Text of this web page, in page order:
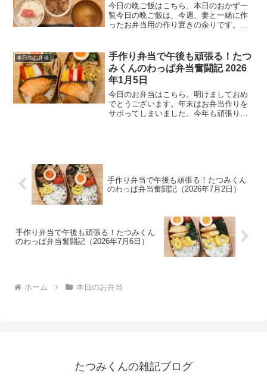
今日の晩ご飯はこちら。本日のおかず一
覧今日の晩ご飯は、今週、妻と一緒に作
ったお弁当用の作り置きの余りです。メ
タレで煮込みました。砂糖、醤油、みり
んの黄金比で作る懐かしい...
本日のお弁当
手作り弁当で午後も頑張る！たつ
みくんのわっぱ弁当奮闘記 2026
年1月5日
今日のお弁当はこちら。明けましておめ
でとうございます。年末はお弁当作りを
サボってしまいました。今年も頑張り過
手作り弁当で午後も頑張る！たつみくん
のわっぱ弁当奮闘記（2026年7月2日）
手作り弁当で午後も頑張る！たつみくん
のわっぱ弁当奮闘記（2026年7月6日）
ホーム 本日のお弁当
たつみくんの雑記ブログ